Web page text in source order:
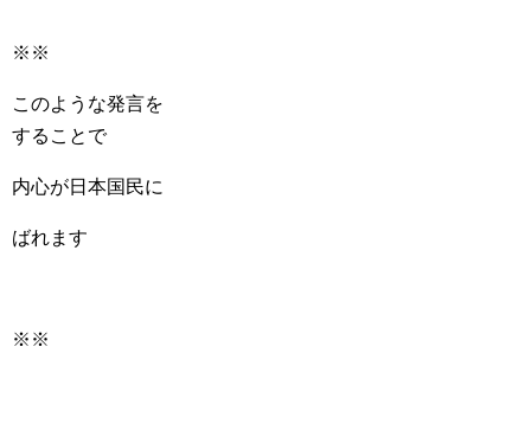
※※
このような発言を
することで
内心が日本国民に
ばれます
※※